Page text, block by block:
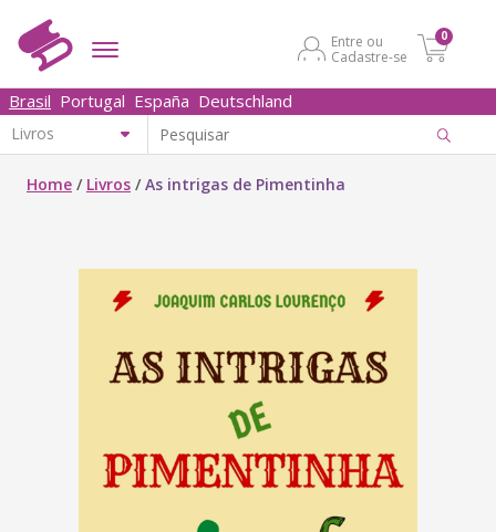
Entre ou
Cadastre-se
0
Brasil Portugal España Deutschland
Home / Livros /As intrigas de Pimentinha